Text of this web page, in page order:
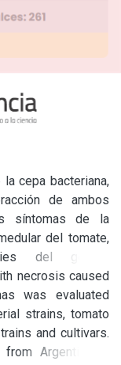
cepa bacteriana,
de ambos
síntomas de la
del tomate,
del género
de Pseudomonas
de referencia
mediterranea de
y 4 cepas de
Argentina. Las 21
necrosis caused
was evaluated
strains, tomato
and cultivars.
Argentina; 7